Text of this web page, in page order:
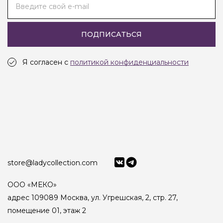
Введите свой e-mail
ПОДПИСАТЬСЯ
Я согласен с политикой конфиденциальности
store@ladycollection.com
ООО «МЕКО»
адрес 109089 Москва, ул. Угрешская, 2, стр. 27,
помещение 01, этаж 2